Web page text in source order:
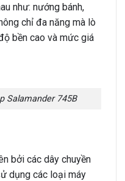
như: nướng bánh,
chỉ đa năng mà lò
bền cao và mức giá
Salamander 745B
bởi các dây chuyền
dụng các loại máy